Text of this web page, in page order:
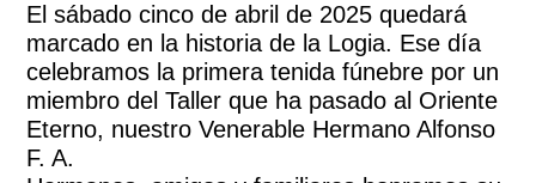
El sábado cinco de abril de 2025 quedará
marcado en la historia de la Logia. Ese día
celebramos la primera tenida fúnebre por un
miembro del Taller que ha pasado al Oriente
Eterno, nuestro Venerable Hermano Alfonso
F. A.